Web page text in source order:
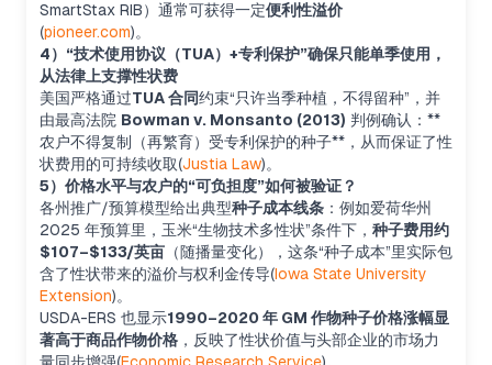
SmartStax RIB）通常可获得一定便利性溢价
(pioneer.com)。
4）“技术使用协议（TUA）+专利保护”确保只能单季使用，
从法律上支撑性状费
美国严格通过TUA 合同约束“只许当季种植，不得留种”，并
由最高法院 Bowman v. Monsanto (2013) 判例确认：**
农户不得复制（再繁育）受专利保护的种子**，从而保证了性
状费用的可持续收取(Justia Law)。
5）价格水平与农户的“可负担度”如何被验证？
各州推广/预算模型给出典型种子成本线条 ：例如爱荷华州
2025 年预算里，玉米“生物技术多性状”条件下， 种子费用约
$107–$133/英亩 （随播量变化），这条“种子成本”里实际包
含了性状带来的溢价与权利金传导(Iowa State University
Extension)。
USDA-ERS 也显示1990–2020 年 GM 作物种子价格涨幅显
著高于商品作物价格 ，反映了性状价值与头部企业的市场力